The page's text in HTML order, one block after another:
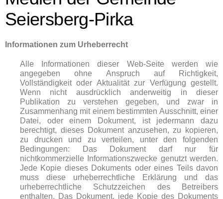
Seiersberg-Pirka
Informationen zum Urheberrecht
Alle Informationen dieser Web-Seite werden wie
angegeben ohne Anspruch auf Richtigkeit,
Vollständigkeit oder Aktualität zur Verfügung gestellt.
Wenn nicht ausdrücklich anderweitig in dieser
Publikation zu verstehen gegeben, und zwar in
Zusammenhang mit einem bestimmten Ausschnitt, einer
Datei, oder einem Dokument, ist jedermann dazu
berechtigt, dieses Dokument anzusehen, zu kopieren,
zu drucken und zu verteilen, unter den folgenden
Bedingungen: Das Dokument darf nur für
nichtkommerzielle Informationszwecke genutzt werden.
Jede Kopie dieses Dokuments oder eines Teils davon
muss diese urheberrechtliche Erklärung und das
urheberrechtliche Schutzzeichen des Betreibers
enthalten. Das Dokument, jede Kopie des Dokuments